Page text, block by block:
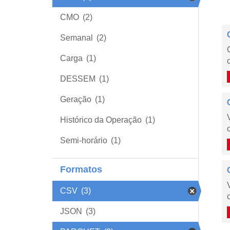
CMO (2)
Semanal (2)
Carga (1)
DESSEM (1)
Geração (1)
Histórico da Operação (1)
Semi-horário (1)
Formatos
CSV (3)
JSON (3)